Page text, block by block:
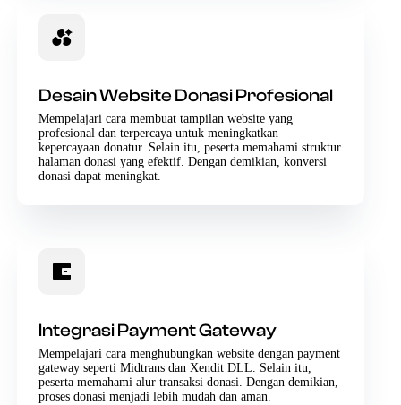
Desain Website Donasi Profesional
Mempelajari cara membuat tampilan website yang
profesional dan terpercaya untuk meningkatkan
kepercayaan donatur. Selain itu, peserta memahami struktur
halaman donasi yang efektif. Dengan demikian, konversi
donasi dapat meningkat.
Integrasi Payment Gateway
Mempelajari cara menghubungkan website dengan payment
gateway seperti Midtrans dan Xendit DLL. Selain itu,
peserta memahami alur transaksi donasi. Dengan demikian,
proses donasi menjadi lebih mudah dan aman.